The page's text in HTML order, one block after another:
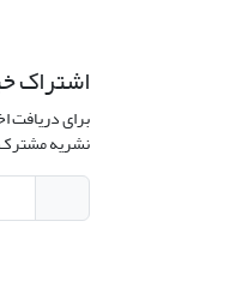
اشتراک
برای دریافت
نشریه